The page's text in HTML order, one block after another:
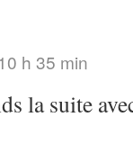
h 35 min
la suite